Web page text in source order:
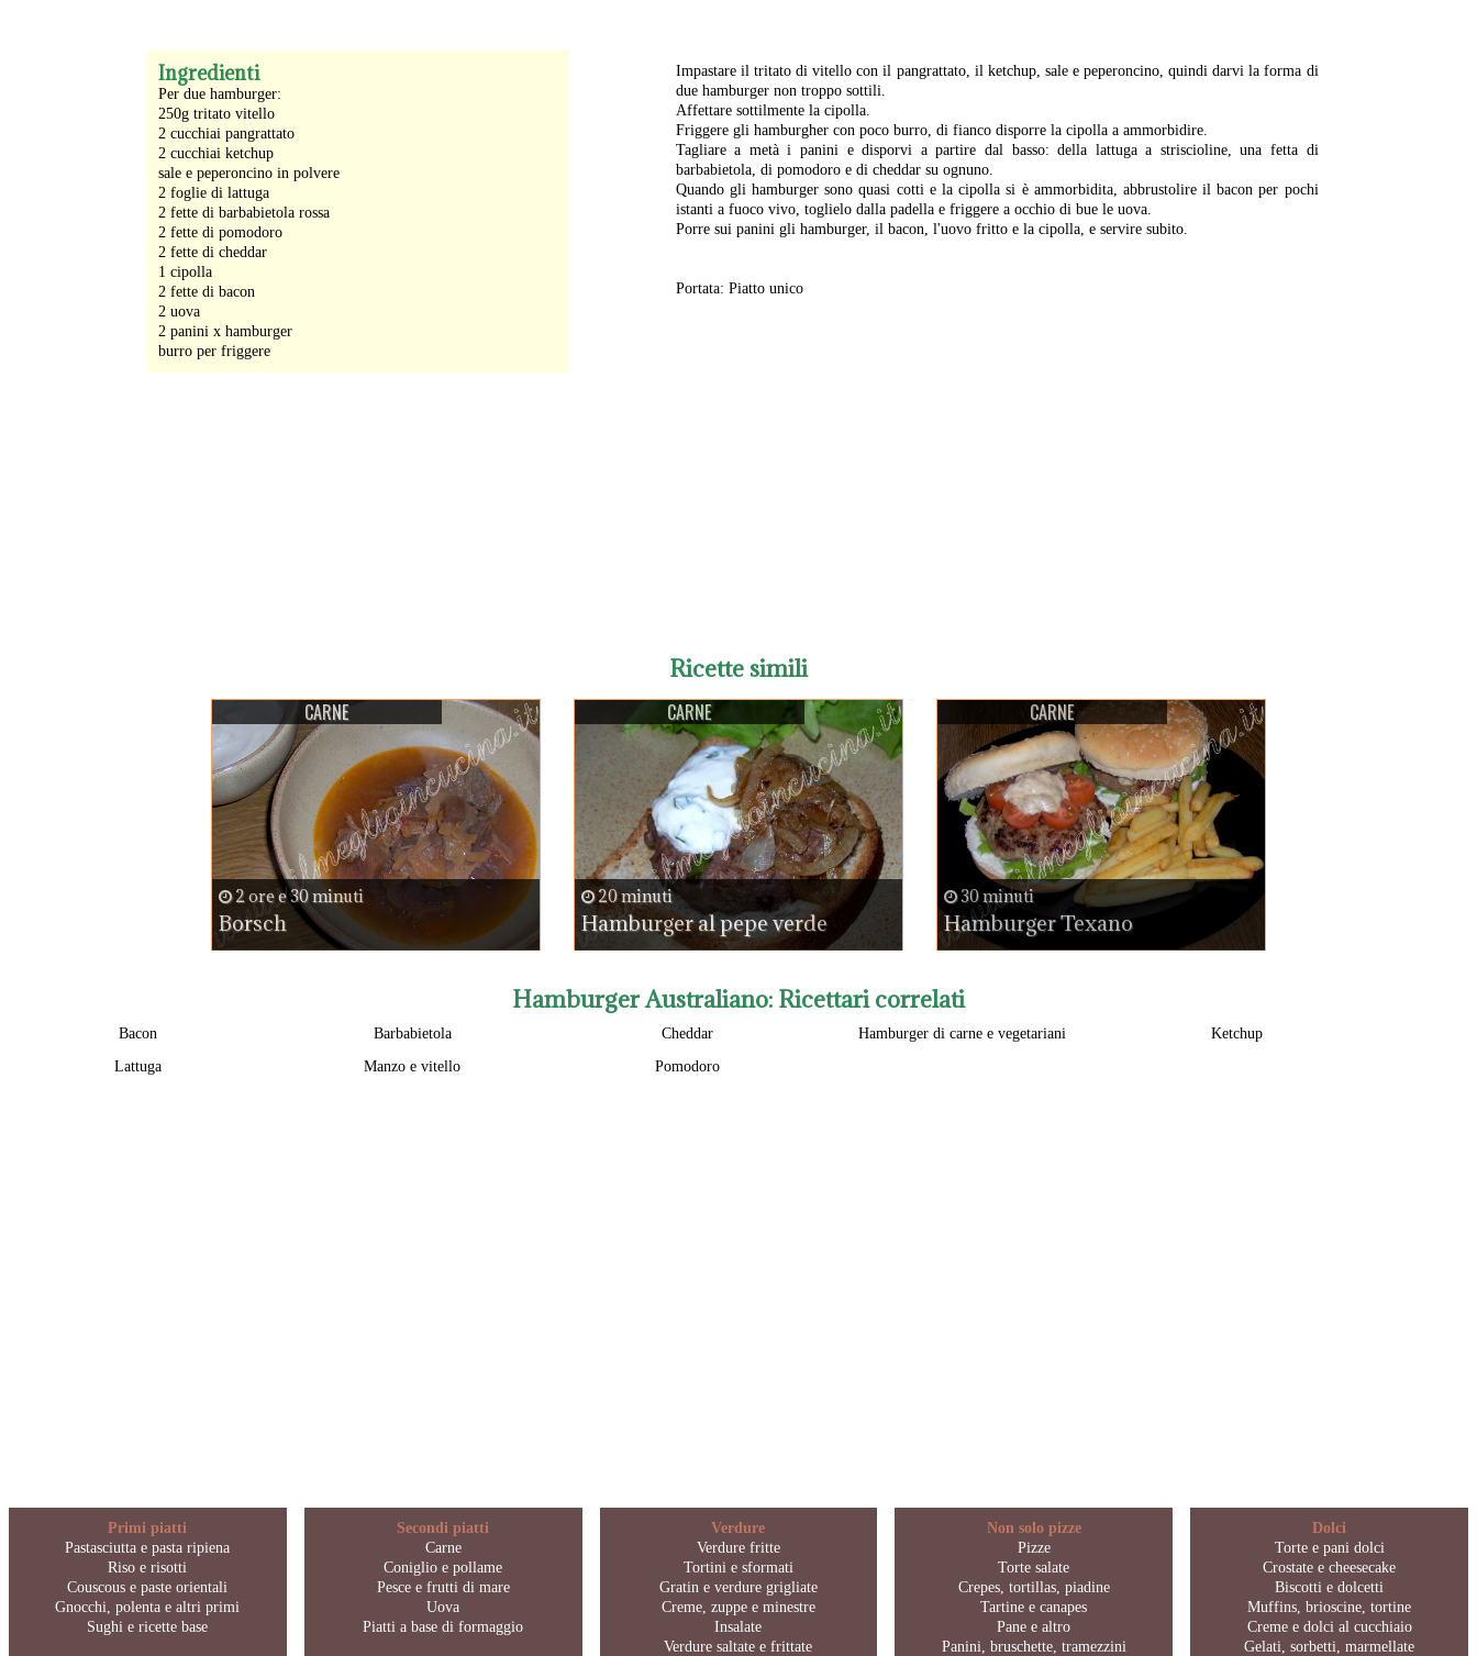
Ingredienti
Per due hamburger:
250g tritato vitello
2 cucchiai pangrattato
2 cucchiai ketchup
sale e peperoncino in polvere
2 foglie di lattuga
2 fette di barbabietola rossa
2 fette di pomodoro
2 fette di cheddar
1 cipolla
2 fette di bacon
2 uova
2 panini x hamburger
burro per friggere
Impastare il tritato di vitello con il pangrattato, il ketchup, sale e peperoncino, quindi darvi la forma di
due hamburger non troppo sottili.
Affettare sottilmente la cipolla.
Friggere gli hamburgher con poco burro, di fianco disporre la cipolla a ammorbidire.
Tagliare a metà i panini e disporvi a partire dal basso: della lattuga a striscioline, una fetta di
barbabietola, di pomodoro e di cheddar su ognuno.
Quando gli hamburger sono quasi cotti e la cipolla si è ammorbidita, abbrustolire il bacon per pochi
istanti a fuoco vivo, toglielo dalla padella e friggere a occhio di bue le uova.
Porre sui panini gli hamburger, il bacon, l'uovo fritto e la cipolla, e servire subito.
Portata: Piatto unico
Ricette simili
CARNE
2 ore e 30 minuti
Borsch
CARNE
20 minuti
Hamburger al pepe verde
CARNE
30 minuti
Hamburger Texano
Hamburger Australiano: Ricettari correlati
Bacon Barbabietola Cheddar Hamburger di carne e vegetariani
Ketchup
Lattuga
Manzo e vitello Pomodoro
Primi piatti
Pastasciutta e pasta ripiena
Riso e risotti
Couscous e paste orientali
Gnocchi, polenta e altri primi
Sughi e ricette base
Secondi piatti
Carne
Coniglio e pollame
Pesce e frutti di mare
Uova
Piatti a base di formaggio
Verdure
Verdure fritte
Tortini e sformati
Gratin e verdure grigliate
Creme, zuppe e minestre
Insalate
Verdure saltate e frittate
Non solo pizze
Pizze
Torte salate
Crepes, tortillas, piadine
Tartine e canapes
Pane e altro
Panini, bruschette, tramezzini
Dolci
Torte e pani dolci
Crostate e cheesecake
Biscotti e dolcetti
Muffins, brioscine, tortine
Creme e dolci al cucchiaio
Gelati, sorbetti, marmellate